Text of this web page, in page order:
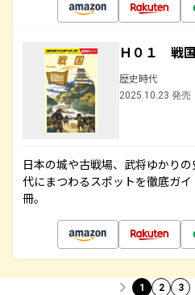
Ｈ０１ 戦国
歴史時代
2025.10.23 発売
日本の城や古戦場、武将ゆかり
代にまつわるスポットを徹底ガ
冊。
1 2 3